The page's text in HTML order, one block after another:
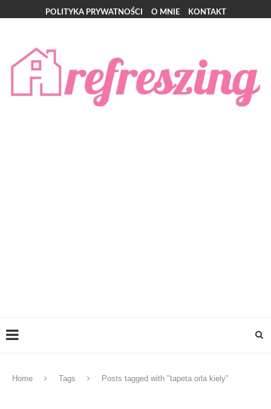
POLITYKA PRYWATNOŚCI O MNIE KONTAKT
Home Tags Posts tagged with "tapeta orla kiely"